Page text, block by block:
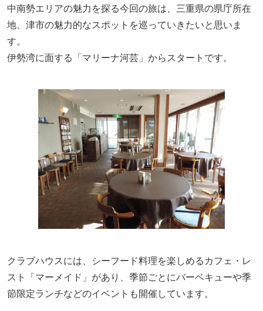
中南勢エリアの魅力を探る今回の旅は、三重県の県庁所在
地、津市の魅力的なスポットを巡っていきたいと思いま
す。
伊勢湾に面する「マリーナ河芸」からスタートです。
クラブハウスには、シーフード料理を楽しめるカフェ・レ
スト「マーメイド」があり、季節ごとにバーベキューや季
節限定ランチなどのイベントも開催しています。